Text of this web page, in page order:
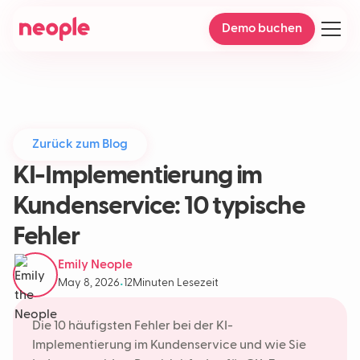
Demo buchen
Zurück zum Blog
KI-Implementierung im
Kundenservice: 10 typische
Fehler
Emily Neople
May 8, 2026• 12 Minuten Lesezeit
Die 10 häufigsten Fehler bei der KI-
Implementierung im Kundenservice und wie Sie